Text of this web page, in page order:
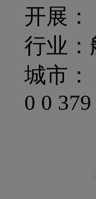
开展：
行业：
城市：
0 0 379